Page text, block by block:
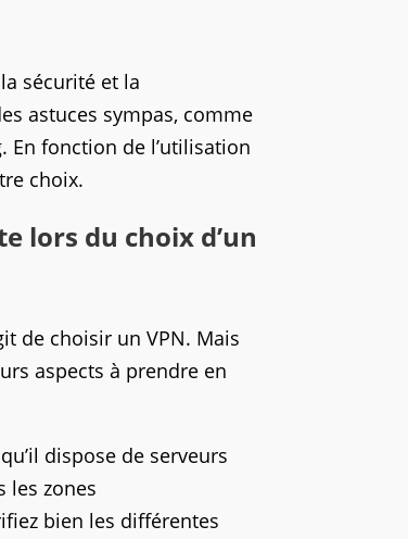
sécurité et la
astuces sympas, comme
En fonction de l’utilisation
choix.
lors du choix d’un
de choisir un VPN. Mais
aspects à prendre en
dispose de serveurs
les zones
bien les différentes